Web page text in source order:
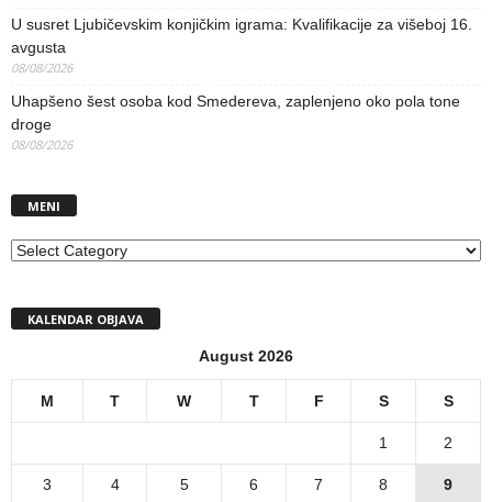
U susret Ljubičevskim konjičkim igrama: Kvalifikacije za višeboj 16.
avgusta
08/08/2026
Uhapšeno šest osoba kod Smedereva, zaplenjeno oko pola tone
droge
08/08/2026
MENI
MENI
KALENDAR OBJAVA
August 2026
M T W T F S S
1 2
3 4 5 6 7 8 9